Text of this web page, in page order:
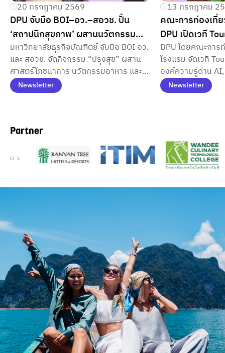
20 กรกฎาคม 2569
DPU จับมือ BOI–อว.–สอวช. ปั้น
‘สถาปนิกสุขภาพ’ ผสานนวัตกรรม
อาหาร Wellness และ AI ขับเคลื่อน
ธุรกิจไทย
มหาวิทยาลัยธุรกิจบัณฑิตย์ จับมือ BOI อว.
และ สอวช. จัดกิจกรรม “ปรุงสุข” ผสาน
ศาสตร์โภชนาการ นวัตกรรมอาหาร และ
AI สร้างผู้ประกอบการสุขภาพรุ่นใหม่
รองรับอุตสาหกรรม Wellness
Newsletter
13 กรกฎาคม
คณะการท่องเที่
DPU เปิดเวที
คนรุ่นใหม่รับอุต
DPU โดยคณะการ
โรงแรม จัดเวที
องค์ความรู้ด้าน
Power และความ
นักศึกษาสู่การเป็
Newsletter
Partner